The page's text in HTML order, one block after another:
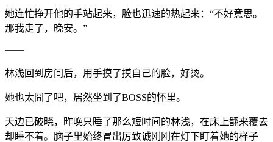
她连忙挣开他的手站起来，脸也迅速的热起来：“不好意思。
那我走了，晚安。”
——
林浅回到房间后，用手摸了摸自己的脸，好烫。
她也太囧了吧，居然坐到了BOSS的怀里。
天边已破晓，昨晚只睡了那么短时间的林浅，在床上翻来覆去
却睡不着。脑子里始终冒出厉致诚刚刚在灯下盯着她的样子